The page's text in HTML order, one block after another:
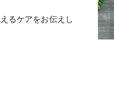
るケアをお伝えし